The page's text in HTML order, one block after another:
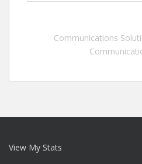
Communications
View My Stats